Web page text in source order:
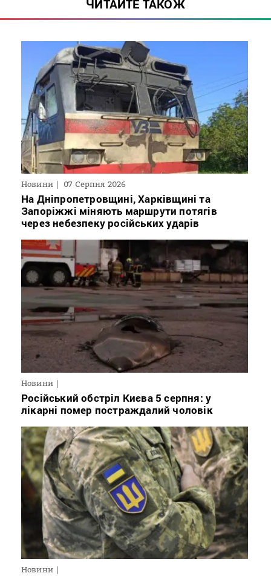
ЧИТАЙТЕ ТАКОЖ
Новини 07 Серпня 2026
На Дніпропетровщині, Харківщині та
Запоріжжі міняють маршрути потягів
через небезпеку російських ударів
Новини
Російський обстріл Києва 5 серпня: у
лікарні помер постраждалий чоловік
Новини